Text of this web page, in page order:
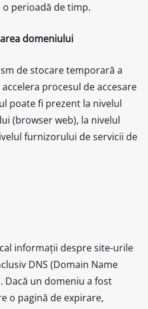
perioadă de timp.
domeniului
de stocare temporară a
procesul de accesare
poate fi prezent la nivelul
(browser web), la nivelul
furnizorului de servicii de
informații despre site-urile
DNS (Domain Name
Dacă un domeniu a fost
o pagină de expirare,